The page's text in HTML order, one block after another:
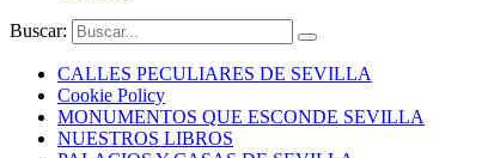
Buscar:
CALLES PECULIARES DE SEVILLA
Cookie Policy
MONUMENTOS QUE ESCONDE SEVILLA
NUESTROS LIBROS